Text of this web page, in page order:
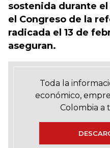
sostenida durante
el Congreso de la
radicada el 13 de
aseguran.
Toda la
económico,
Colombia a